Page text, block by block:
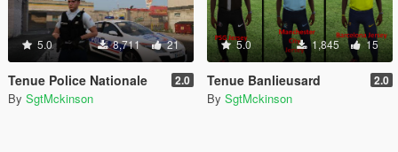
5.0 8,711 21
Tenue Police Nationale 2.0
By SgtMckinson
5.0 1,845 15
Tenue Banlieusard 2.0
By SgtMckinson